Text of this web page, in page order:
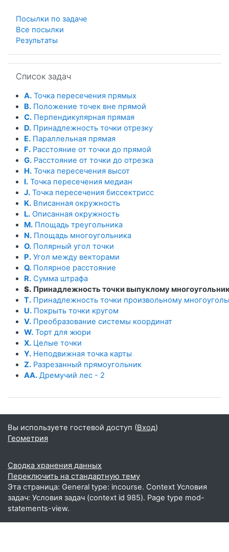
Посылки по задаче
Все посылки
Результаты
Список задач
A. Точка пересечения прямых
B. Положение точек вне прямой
C. Перпендикулярная прямая
D. Принадлежность точки отрезку
E. Параллельная прямая
F. Расстояние от точки до прямой
G. Расстояние от точки до отрезка
H. Точка пересечения высот
I. Точка пересечения медиан
J. Точка пересечения биссектрисс
K. Вписанная окружность
L. Описанная окружность
M. Площадь треугольника
N. Площадь многоугольника
O. Полярный угол точки
P. Угол между векторами
Q. Полярное расстояние
R. Сумма штрафа
S. Принадлежность точки выпуклому
T. Принадлежность точки произвольному
U. Покрыть точки кругом
V. Преобразование системы координат
W. Торт для жюри
X. Целые точки
Y. Неподвижная точка карты
Z. Разрезанный прямоугольник
AA. Дремучий лес - 2
Вы используете гостевой доступ (Вход)
Геометрия
Сводка хранения данных
Переключить на стандартную тему
Эта страница: General type: incourse. Context Условия
задач: Условия задач (context id 985). Page type mod-
statements-view.